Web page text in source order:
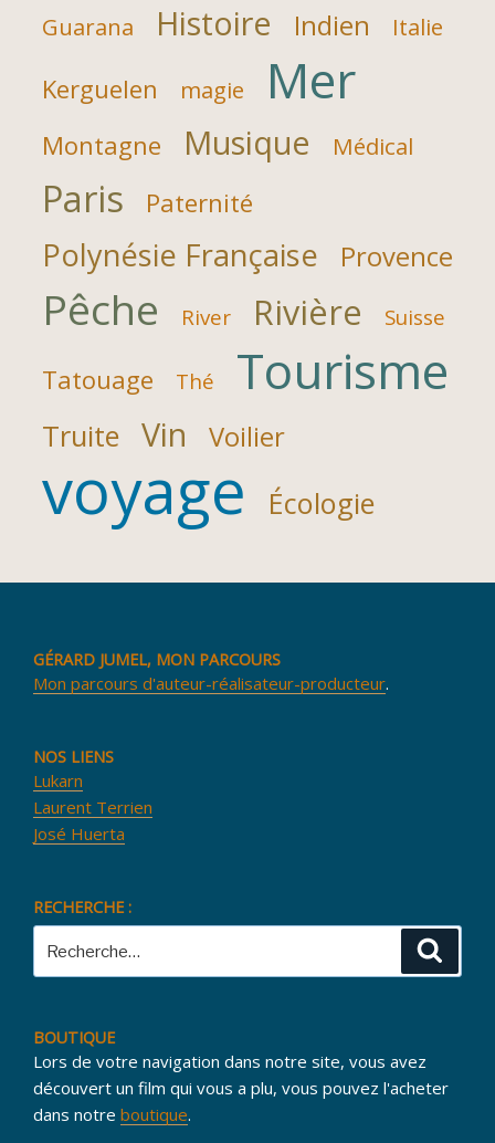
Guarana
Histoire Indien Italie
Kerguelen magie Mer
Montagne Musique Médical
Paris Paternité
Polynésie Française Provence
Pêche River Rivière Suisse
Tatouage Thé Tourisme
Truite Vin Voilier
voyage Écologie
GÉRARD JUMEL, MON PARCOURS
Mon parcours d'auteur-réalisateur-producteur.
NOS LIENS
Lukarn
Laurent Terrien
José Huerta
RECHERCHE :
BOUTIQUE
Lors de votre navigation dans notre site, vous avez
découvert un film qui vous a plu, vous pouvez l'acheter
dans notre boutique.